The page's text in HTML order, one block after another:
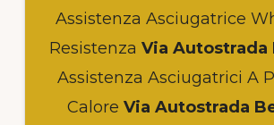
Assistenza Asciugatrice
Resistenza Via Autostrada
Assistenza Asciugatrici A
Calore Via Autostrada